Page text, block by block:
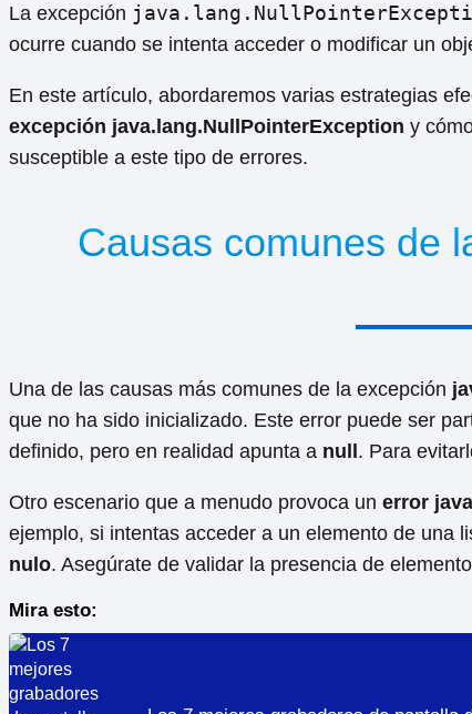
La excepción
ocurre cuando se intenta acceder o modificar un
En este artículo, abordaremos varias estrategias
excepción java.lang.NullPointerException y
susceptible a este tipo de errores.
Causas comunes de
Una de las causas más comunes de la excepción
que no ha sido inicializado. Este error puede ser
definido, pero en realidad apunta a null. Para
Otro escenario que a menudo provoca un error
ejemplo, si intentas acceder a un elemento de una
nulo. Asegúrate de validar la presencia de
Mira esto: